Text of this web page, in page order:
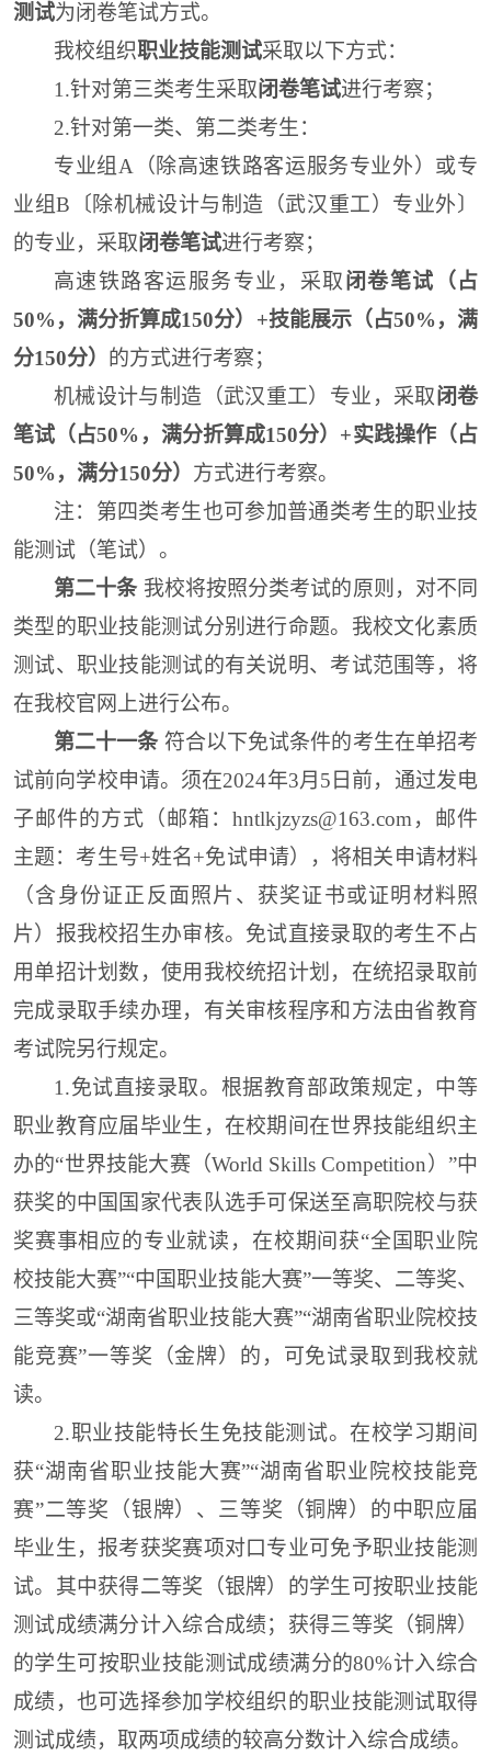
测试为闭卷笔试方式。
我校组织职业技能测试采取以下方式：
1.针对第三类考生采取闭卷笔试进行考察；
2.针对第一类、第二类考生：
专业组A（除高速铁路客运服务专业外）或专
业组B〔除机械设计与制造（武汉重工）专业外〕
的专业，采取闭卷笔试进行考察；
高速铁路客运服务专业，采取闭卷笔试（占
50%，满分折算成150分）+技能展示（占50%，满
分150分） 的方式进行考察；
机械设计与制造（武汉重工）专业，采取闭卷
笔试（占50%，满分折算成150分）+实践操作（占
50%，满分150分） 方式进行考察。
注：第四类考生也可参加普通类考生的职业技
能测试（笔试）。
第二十条 我校将按照分类考试的原则，对不同
类型的职业技能测试分别进行命题。我校文化素质
测试、职业技能测试的有关说明、考试范围等，将
在我校官网上进行公布。
第二十一条 符合以下免试条件的考生在单招考
试前向学校申请。 须在2024年3月5日前，通过发电
子邮件的方式（邮箱：hntlkjzyzs@163.com，邮件
主题：考生号+姓名+免试申请），将相关申请材料
（含身份证正反面照片、获奖证书或证明材料照
片）报我校招生办审核。 免试直接录取的考生不占
用单招计划数，使用 我校统招计划，在统招录取前
完成录取手续办理，有关审核程序和方法由省教育
考试院另行规定。
1.免试直接录取。根据教育部政策规定，中等
职业教育应届毕业生，在校期间在世界技能组织主
办的“世界技能大赛（World Skills Competition）”中
获奖的中国国家代表队选手可保送至高职院校与获
奖赛事相应的专业就读，在校期间获“全国职业院
校技能大赛”“中国职业技能大赛”一等奖、二等奖、
三等奖或“湖南省职业技能大赛”“湖南省职业院校技
能竞赛”一等奖（金牌）的，可免试录取到我校就
读。
2.职业技能特长生免技能测试。在校学习期间
获“湖南省职业技能大赛”“湖南省职业院校技能竞
赛”二等奖（银牌）、三等奖（铜牌）的中职应届
毕业生，报考获奖赛项对口专业可免予职业技能测
试。其中获得二等奖（银牌）的学生可按职业技能
测试成绩满分计入综合成绩；获得三等奖（铜牌）
的学生可按职业技能测试成绩满分的80%计入综合
成绩，也可选择参加学校组织的职业技能测试取得
测试成绩，取两项成绩的较高分数计入综合成绩。